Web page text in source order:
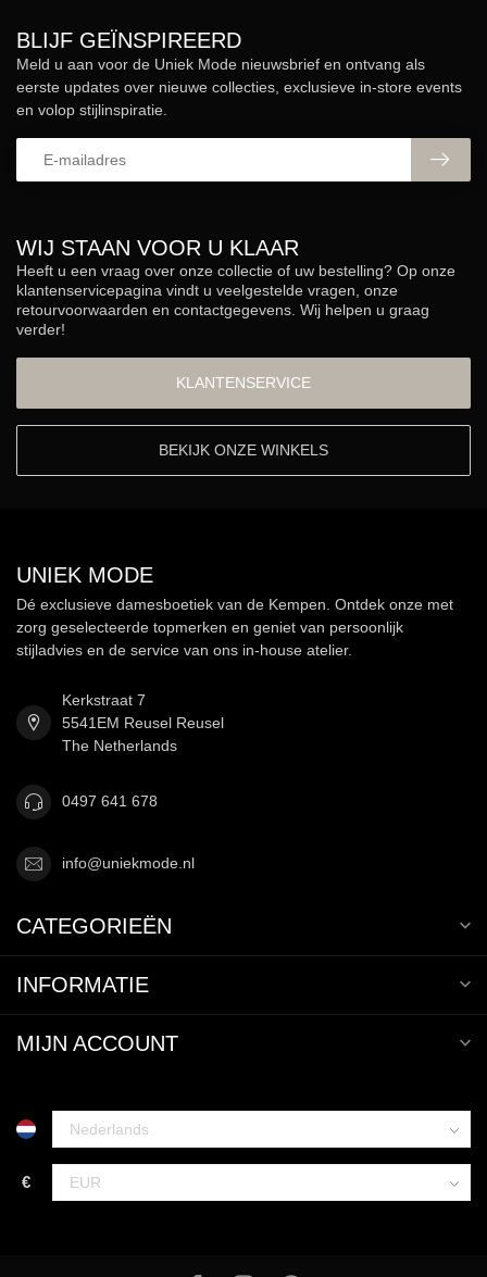
WIJ STAAN VOOR U KLAAR
Heeft u een vraag over onze collectie of uw bestelling? Op onze
klantenservicepagina vindt u veelgestelde vragen, onze
retourvoorwaarden en contactgegevens. Wij helpen u graag
verder!
KLANTENSERVICE
BEKIJK ONZE WINKELS
BLIJF GEÏNSPIREERD
Meld u aan voor de Uniek Mode nieuwsbrief en ontvang als
eerste updates over nieuwe collecties, exclusieve in-store events
en volop stijlinspiratie.
UNIEK MODE
Dé exclusieve damesboetiek van de Kempen. Ontdek onze met
zorg geselecteerde topmerken en geniet van persoonlijk
stijladvies en de service van ons in-house atelier.
Kerkstraat 7
5541EM Reusel Reusel
The Netherlands
0497 641 678
info@uniekmode.nl
CATEGORIEËN
INFORMATIE
MIJN ACCOUNT
€